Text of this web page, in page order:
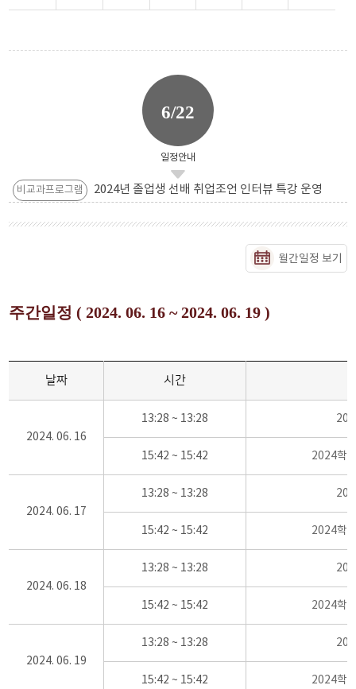
6/22
일정안내
비교과프로그램 2024년 졸업생 선배 취업조언 인터뷰 특강 운영
월간일정 보기
주간일정 ( 2024. 06. 16 ~ 2024. 06. 19 )
날짜 시간
2024. 06. 16
13:28 ~ 13:28
15:42 ~ 15:42 2024학
2024. 06. 17
13:28 ~ 13:28
15:42 ~ 15:42 2024학
2024. 06. 18
13:28 ~ 13:28
15:42 ~ 15:42 2024학
2024. 06. 19
13:28 ~ 13:28
15:42 ~ 15:42 2024학